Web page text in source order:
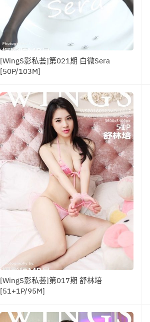
[WingS影私荟]第021期 白微Sera
[50P/103M]
[WingS影私荟]第017期 舒林培
[51+1P/95M]